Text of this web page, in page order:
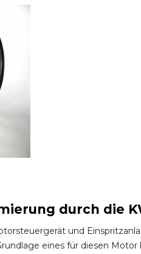
durch die
und
eines für diesen